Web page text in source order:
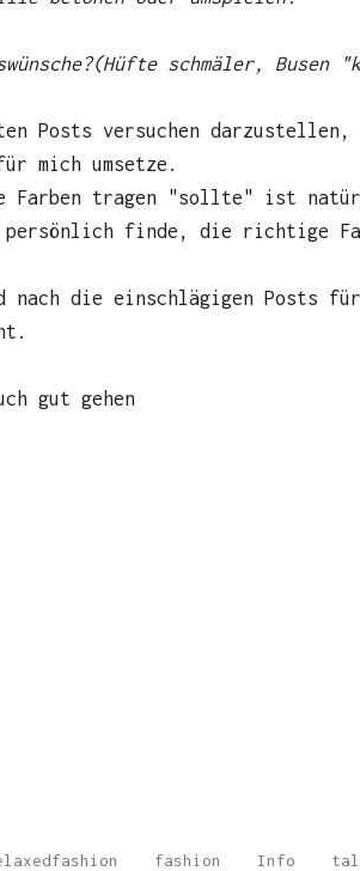
schmäler,
Posts versuchen
mich umsetze.
Farben tragen "sollte" ist
finde, die richtige
nach die einschlägigen Posts
gut gehen
fashion Info